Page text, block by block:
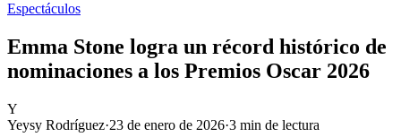
Espectáculos
Emma Stone logra un récord histórico de
nominaciones a los Premios Oscar 2026
Y
Yeysy Rodríguez·23 de enero de 2026·3 min de lectura